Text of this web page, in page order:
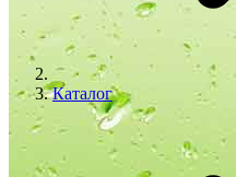
Каталог